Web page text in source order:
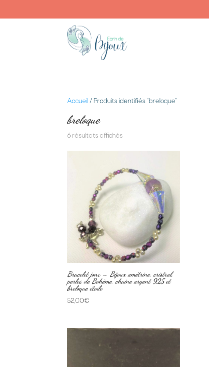
Accueil / Produits identifiés “breloque”
breloque
6 résultats affichés
Bracelet jonc – Bijoux amétrine, cristral,
perles de Bohème, chaine argent 925 et
breloque étoile
52,00€